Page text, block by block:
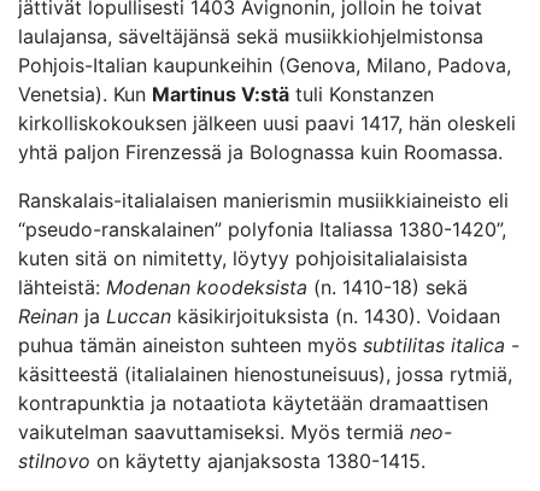
jättivät lopullisesti 1403 Avignonin, jolloin he toivat
laulajansa, säveltäjänsä sekä musiikkiohjelmistonsa
Pohjois-Italian kaupunkeihin (Genova, Milano, Padova,
Venetsia). Kun Martinus V:stä tuli Konstanzen
kirkolliskokouksen jälkeen uusi paavi 1417, hän oleskeli
yhtä paljon Firenzessä ja Bolognassa kuin Roomassa.
Ranskalais-italialaisen manierismin musiikkiaineisto eli
“pseudo-ranskalainen” polyfonia Italiassa 1380-1420”,
kuten sitä on nimitetty, löytyy pohjoisitalialaisista
lähteistä: Modenan koodeksista (n. 1410-18) sekä
Reinan ja Luccan käsikirjoituksista (n. 1430). Voidaan
puhua tämän aineiston suhteen myös subtilitas italica -
käsitteestä (italialainen hienostuneisuus), jossa rytmiä,
kontrapunktia ja notaatiota käytetään dramaattisen
vaikutelman saavuttamiseksi. Myös termiä neo-
stilnovo on käytetty ajanjaksosta 1380-1415.